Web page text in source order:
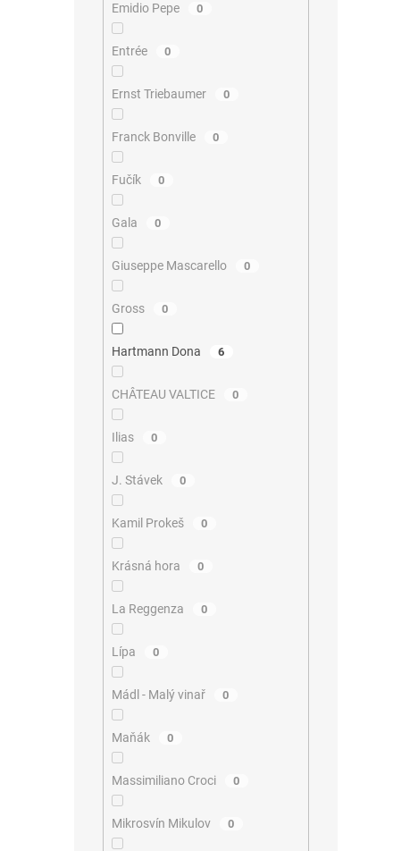
Emidio Pepe 0
Entrée 0
Ernst Triebaumer 0
Franck Bonville 0
Fučík 0
Gala 0
Giuseppe Mascarello 0
Gross 0
Hartmann Dona 6
CHÂTEAU VALTICE 0
Ilias 0
J. Stávek 0
Kamil Prokeš 0
Krásná hora 0
La Reggenza 0
Lípa 0
Mádl - Malý vinař 0
Maňák 0
Massimiliano Croci 0
Mikrosvín Mikulov 0